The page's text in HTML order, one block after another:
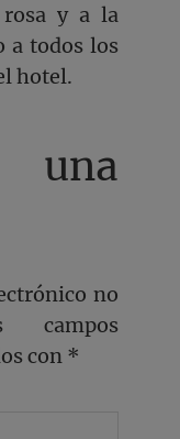
rosa y a la
a todos los
hotel.
no
campos
con *